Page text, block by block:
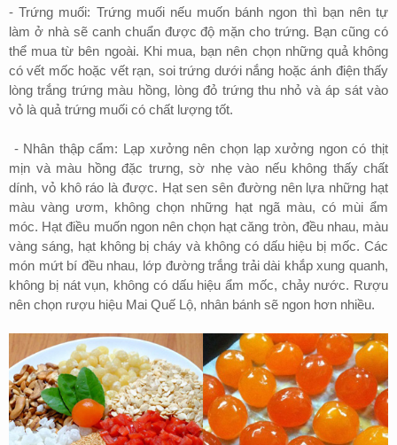
-Trứng muối: Trứng muối nếu muốn bánh ngon thì bạn nên tự
làm ở nhà sẽ canh chuẩn được độ mặn cho trứng. Bạn cũng có
thể mua từ bên ngoài. Khi mua, bạn nên chọn những quả không
có vết mốc hoặc vết rạn, soi trứng dưới nắng hoặc ánh điện thấy
lòng trắng trứng màu hồng, lòng đỏ trứng thu nhỏ và áp sát vào
vỏ là quả trứng muối có chất lượng tốt.
- Nhân thập cẩm: Lạp xưởng nên chọn lạp xưởng ngon có thịt
mịn và màu hồng đặc trưng, sờ nhẹ vào nếu không thấy chất
dính, vỏ khô ráo là được. Hạt sen sên đường nên lựa những hạt
màu vàng ươm, không chọn những hạt ngã màu, có mùi ẩm
móc. Hạt điều muốn ngon nên chọn hạt căng tròn, đều nhau, màu
vàng sáng, hạt không bị cháy và không có dấu hiệu bị mốc. Các
món mứt bí đều nhau, lớp đường trắng trải dài khắp xung quanh,
không bị nát vụn, không có dấu hiệu ẩm mốc, chảy nước. Rượu
nên chọn rượu hiệu Mai Quế Lộ, nhân bánh sẽ ngon hơn nhiều.